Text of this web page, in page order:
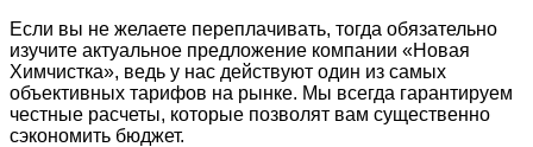
Если вы не желаете переплачивать, тогда обязательно
изучите актуальное предложение компании «Новая
Химчистка», ведь у нас действуют один из самых
объективных тарифов на рынке. Мы всегда гарантируем
честные расчеты, которые позволят вам существенно
сэкономить бюджет.